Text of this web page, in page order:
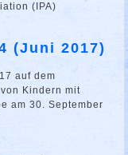
(IPA)
(Juni 2017)
auf dem
Kindern mit
am 30. September